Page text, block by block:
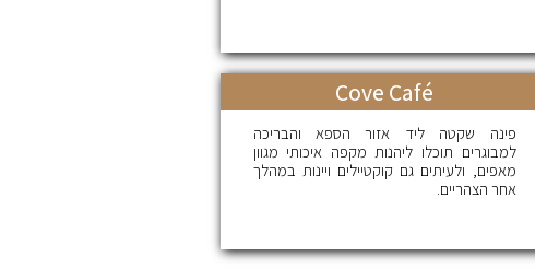
Cove Café
פינה שקטה ליד אזור הספא והבריכה
למבוגרים תוכלו ליהנות מקפה איכותי מגוון
מאפים, ולעיתים גם קוקטיילים ויינות במהלך
אחר הצהריים.